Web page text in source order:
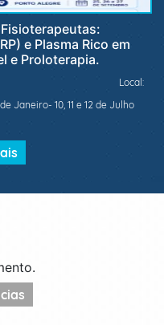
e Plasma Rico em
e Proloterapia.
Local:
Janeiro- 10, 11 e 12 de Julho